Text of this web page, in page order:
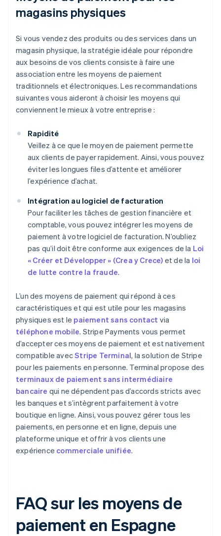
magasins physiques
Si vous vendez des produits ou des services dans un
magasin physique, la stratégie idéale pour répondre
aux besoins de vos clients consiste à faire une
association entre les moyens de paiement
traditionnels et électroniques. Les recommandations
suivantes vous aideront à choisir les moyens qui
conviennent le mieux à votre entreprise :
Rapidité
Veillez à ce que le moyen de paiement permette
aux clients de payer rapidement. Ainsi, vous pouvez
éviter les longues files d’attente et améliorer
l’expérience d’achat.
Intégration au logiciel de facturation
Pour faciliter les tâches de gestion financière et
comptable, vous pouvez intégrer les moyens de
paiement à votre logiciel de facturation. N’oubliez
pas qu’il doit être conforme aux exigences de la Loi
« Créer et Développer » (Crea y Crece) et de la loi
de lutte contre la fraude.
L’un des moyens de paiement qui répond à ces
caractéristiques et qui est utile pour les magasins
physiques est le paiement sans contact via
téléphone mobile. Stripe Payments vous permet
d’accepter ces moyens de paiement et est nativement
compatible avecStripe Terminal, la solution de Stripe
pour les paiements en personne. Terminal propose des
terminaux de paiement sans intermédiaire
bancaire qui ne dépendent pas d’accords stricts avec
les banques et s’intègrent parfaitement à votre
boutique en ligne. Ainsi, vous pouvez gérer tous les
paiements, en personne et en ligne, depuis une
plateforme unique et offrir à vos clients une
expérience commerciale unifiée.
FAQ sur les moyens de
paiement en Espagne